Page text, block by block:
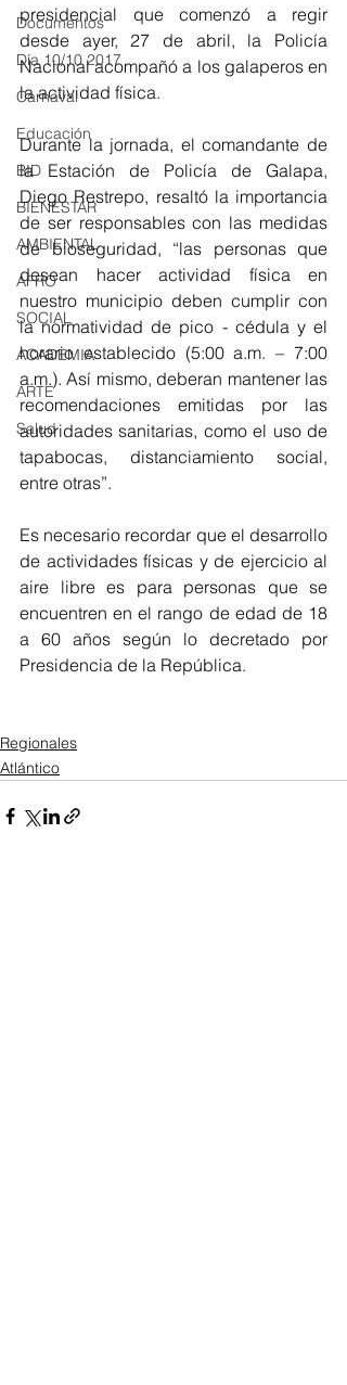
Documentos
Día 10/10 2017
Carnaval
Educación
BID
BIENESTAR
AMBIENTAL
AFRO
SOCIAL
ACADEMIA
ARTE
Salud
presidencial que comenzó a regir
desde ayer, 27 de abril, la Policía
Nacional acompañó a los galaperos en
la actividad física.
Durante la jornada, el comandante de
la Estación de Policía de Galapa,
Diego Restrepo, resaltó la importancia
de ser responsables con las medidas
de bioseguridad, “las personas que
desean hacer actividad física en
nuestro municipio deben cumplir con
la normatividad de pico - cédula y el
horario establecido (5:00 a.m. – 7:00
a.m.). Así mismo, deberan mantener las
recomendaciones emitidas por las
autoridades sanitarias, como el uso de
tapabocas, distanciamiento social,
entre otras”.
Es necesario recordar que el desarrollo
de actividades físicas y de ejercicio al
aire libre es para personas que se
encuentren en el rango de edad de 18
a 60 años según lo decretado por
Presidencia de la República.
Regionales
Atlántico